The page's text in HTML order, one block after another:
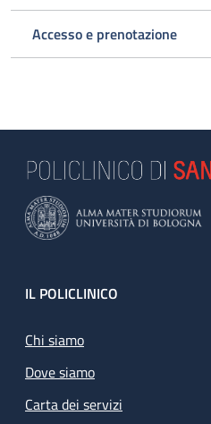
Accesso e prenotazione
Footer
IL POLICLINICO
Chi siamo
Dove siamo
Carta dei servizi